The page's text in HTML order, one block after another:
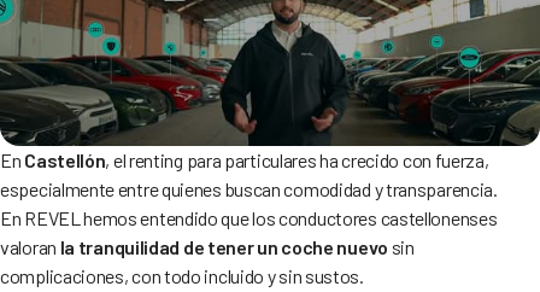
En Castellón, el renting para particulares ha crecido con fuerza,
especialmente entre quienes buscan comodidad y transparencia.
En REVEL hemos entendido que los conductores castellonenses
valoran la tranquilidad de tener un coche nuevo sin
complicaciones, con todo incluido y sin sustos.